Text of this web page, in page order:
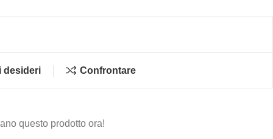
desideri Confrontare
questo prodotto ora!